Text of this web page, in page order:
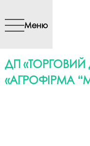
Меню
ДП «ТОРГОВИЙ
«АГРОФІРМА